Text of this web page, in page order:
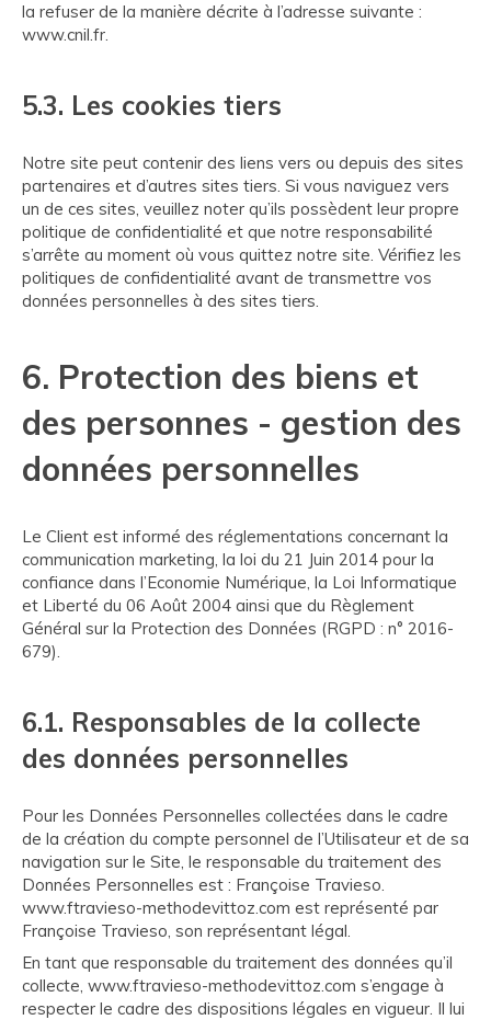
la refuser de la manière décrite à l’adresse suivante :
www.cnil.fr.
5.3. Les cookies tiers
Notre site peut contenir des liens vers ou depuis des sites
partenaires et d’autres sites tiers. Si vous naviguez vers
un de ces sites, veuillez noter qu’ils possèdent leur propre
politique de confidentialité et que notre responsabilité
s’arrête au moment où vous quittez notre site. Vérifiez les
politiques de confidentialité avant de transmettre vos
données personnelles à des sites tiers.
6. Protection des biens et
des personnes - gestion des
données personnelles
Le Client est informé des réglementations concernant la
communication marketing, la loi du 21 Juin 2014 pour la
confiance dans l’Economie Numérique, la Loi Informatique
et Liberté du 06 Août 2004 ainsi que du Règlement
Général sur la Protection des Données (RGPD : n° 2016-
679).
6.1. Responsables de la collecte
des données personnelles
Pour les Données Personnelles collectées dans le cadre
de la création du compte personnel de l’Utilisateur et de sa
navigation sur le Site, le responsable du traitement des
Données Personnelles est : Françoise Travieso.
www.ftravieso-methodevittoz.com est représenté par
Françoise Travieso, son représentant légal.
En tant que responsable du traitement des données qu’il
collecte, www.ftravieso-methodevittoz.com s’engage à
respecter le cadre des dispositions légales en vigueur. Il lui